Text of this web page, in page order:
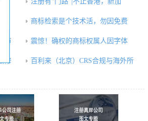
商标检索是个技术活，勿因免费
市 震惊！确权的商标权属人因字体
修 百利来（北京）CRS合规与海外所